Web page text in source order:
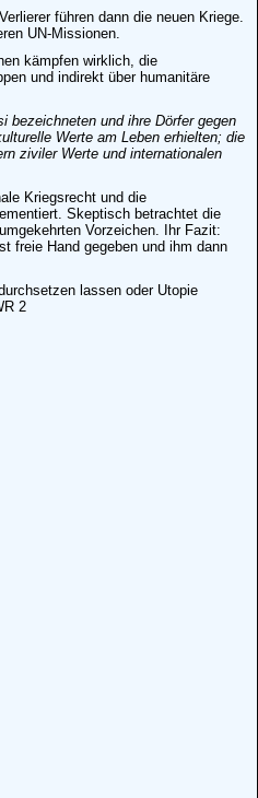
führen dann die neuen Kriege.
UN-Missionen.
kämpfen wirklich, die
und indirekt über humanitäre
und ihre Dörfer gegen
Werte am Leben erhielten; die
ziviler Werte und internationalen
Kriegsrecht und die
Skeptisch betrachtet die
Vorzeichen. Ihr Fazit:
freie Hand gegeben und ihm dann
lassen oder Utopie
2